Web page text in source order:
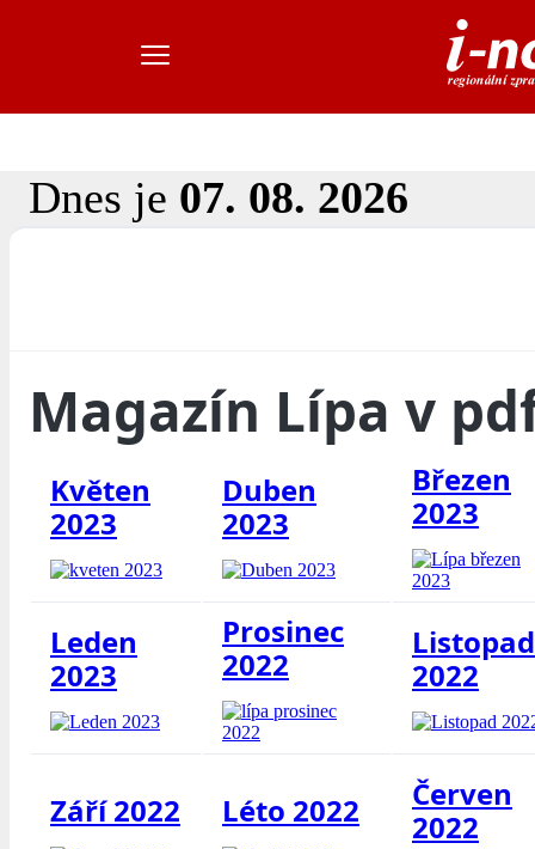
Dnes je 07. 08. 2026
Magazín Lípa v
Květen
2023
Duben
2023
Březen
2023
Leden
2023
Prosinec
2022
Listopad
2022
Září 2022 Léto 2022
Červen
2022